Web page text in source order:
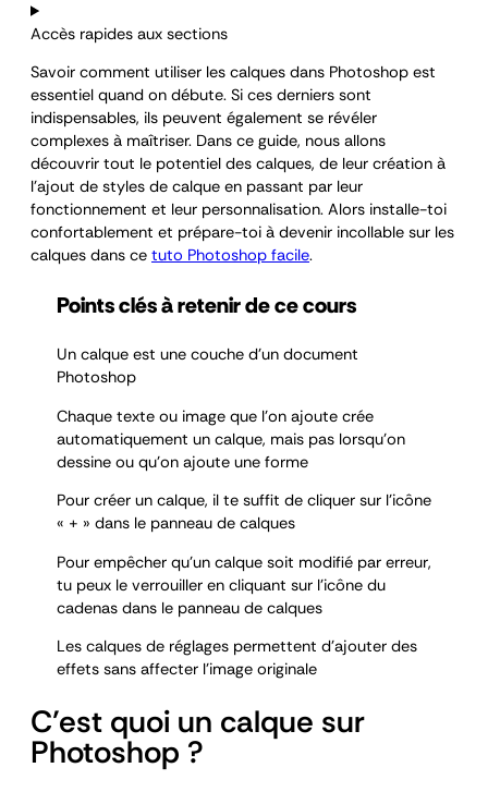
Accès rapides aux sections
Savoir comment utiliser les calques dans Photoshop est
essentiel quand on débute. Si ces derniers sont
indispensables, ils peuvent également se révéler
complexes à maîtriser. Dans ce guide, nous allons
découvrir tout le potentiel des calques, de leur création à
l’ajout de styles de calque en passant par leur
fonctionnement et leur personnalisation. Alors installe-toi
confortablement et prépare-toi à devenir incollable sur les
calques dans ce tuto Photoshop facile.
Points clés à retenir de ce cours
Un calque est une couche d’un document
Photoshop
Chaque texte ou image que l’on ajoute crée
automatiquement un calque, mais pas lorsqu’on
dessine ou qu’on ajoute une forme
Pour créer un calque, il te suffit de cliquer sur l’icône
« + » dans le panneau de calques
Pour empêcher qu’un calque soit modifié par erreur,
tu peux le verrouiller en cliquant sur l’icône du
cadenas dans le panneau de calques
Les calques de réglages permettent d’ajouter des
effets sans affecter l’image originale
C’est quoi un calque sur
Photoshop ?